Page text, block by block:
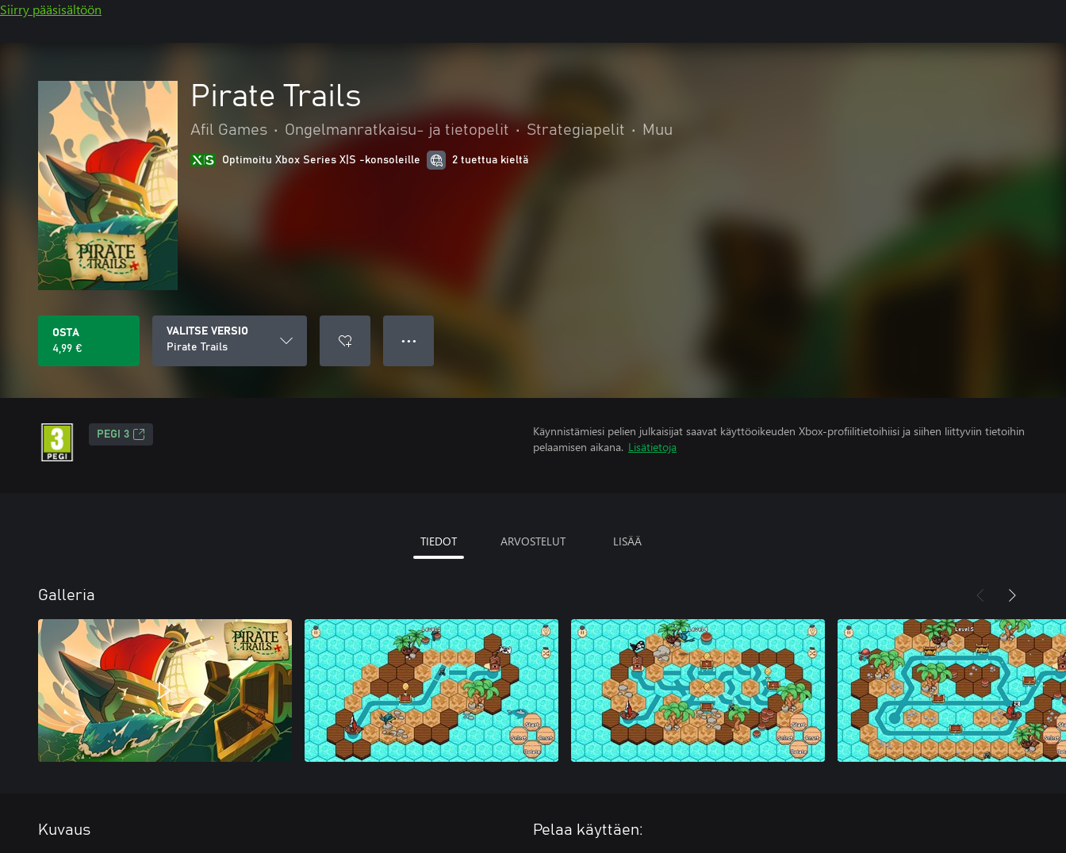
Siirry pääsisältöön
Pirate Trails
Afil Games • Ongelmanratkaisu- ja tietopelit • Strategiapelit • Muu
Optimoitu Xbox Series X|S -konsoleille 2 tuettua kieltä
OSTA
4,99 €
VALITSE VERSIO
Pirate Trails
● ● ●
PEGI 3
Käynnistämiesi pelien julkaisijat saavat käyttöoikeuden Xbox-profiilitietoihiisi ja siihen liittyviin tietoihin
pelaamisen aikana. Lisätietoja
TIEDOT ARVOSTELUT LISÄÄ
Galleria
Kuvaus Pelaa käyttäen: